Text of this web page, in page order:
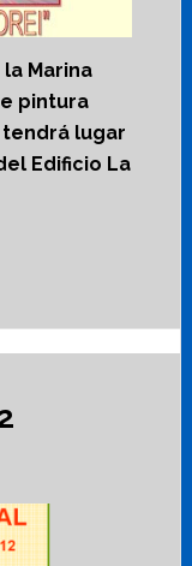
Marina
pintura
lugar
Edificio La